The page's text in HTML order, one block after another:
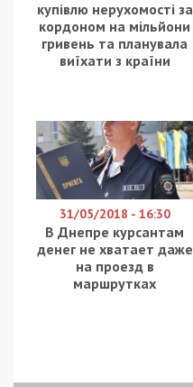
купівлю нерухомості за
кордоном на мільйони
гривень та планувала
виїхати з країни
31/05/2018 - 16:30
В Днепре курсантам
денег не хватает даже
на проезд в
маршрутках